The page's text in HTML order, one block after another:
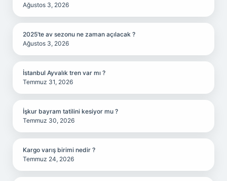
Ağustos 3, 2026
2025’te av sezonu ne zaman açılacak ?
Ağustos 3, 2026
İstanbul Ayvalık tren var mı ?
Temmuz 31, 2026
İşkur bayram tatilini kesiyor mu ?
Temmuz 30, 2026
Kargo varış birimi nedir ?
Temmuz 24, 2026